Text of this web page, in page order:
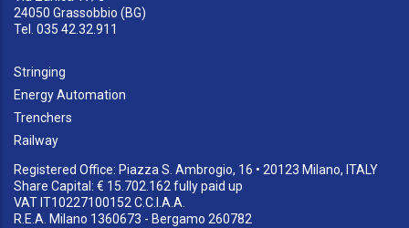
24050 Grassobbio (BG)
Tel. 035 42.32.911
Stringing
Energy Automation
Trenchers
Railway
Registered Office: Piazza S. Ambrogio, 16 • 20123 Milano, ITALY
Share Capital: € 15.702.162 fully paid up
VAT IT10227100152 C.C.I.A.A.
R.E.A. Milano 1360673 - Bergamo 260782